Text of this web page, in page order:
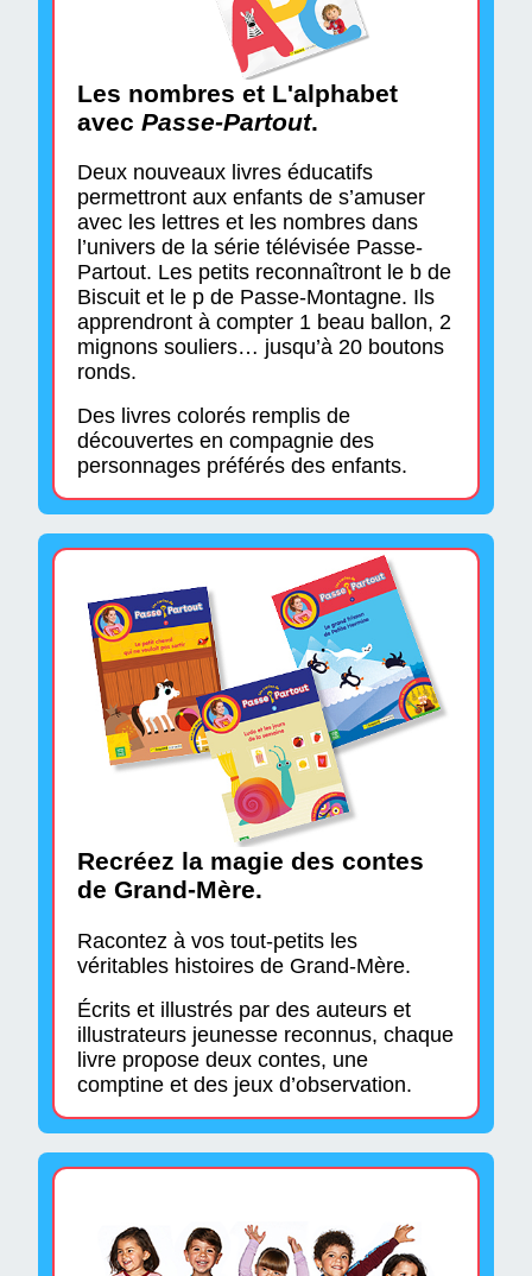
Les nombres et L'alphabet
avecPasse-Partout.
Deux nouveaux livres éducatifs
permettront aux enfants de s’amuser
avec les lettres et les nombres dans
l’univers de la série télévisée Passe-
Partout. Les petits reconnaîtront le b de
Biscuit et le p de Passe-Montagne. Ils
apprendront à compter 1 beau ballon, 2
mignons souliers… jusqu’à 20 boutons
ronds.
Des livres colorés remplis de
découvertes en compagnie des
personnages préférés des enfants.
Recréez la magie des contes
de Grand-Mère.
Racontez à vos tout-petits les
véritables histoires de Grand-Mère.
Écrits et illustrés par des auteurs et
illustrateurs jeunesse reconnus, chaque
livre propose deux contes, une
comptine et des jeux d’observation.